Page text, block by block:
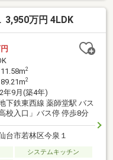
。・オール電化システ
またIHクッキングヒー
しやすいです。・来訪
ターホン有り。・エア
ル設置
3,950万円 4LDK
2
2
年9月(築4年)
下鉄東西線 薬師堂駅 バス
校入口」バス停 停歩8分
台市若林区今泉１
システムキッチン